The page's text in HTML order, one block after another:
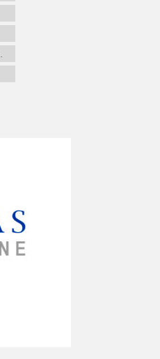
de
producto